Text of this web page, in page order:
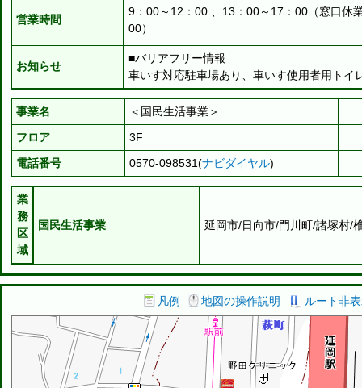
営業時間
9：00～12：00 、13：00～17：00（窓口休
00）
お知らせ
■バリアフリー情報
車いす対応駐車場あり、車いす使用者用ト
事業名
＜国民生活事業＞
フロア
3F
電話番号
0570-098531(ナビダイヤル)
業
務
区
域
国民生活事業 延岡市/日向市/門川町/諸塚村/
凡例 地図の操作説明 ルート非